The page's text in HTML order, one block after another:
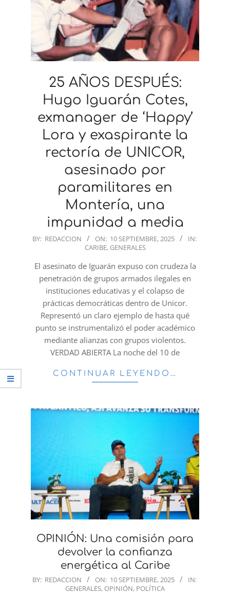
25 AÑOS DESPUÉS:
Hugo Iguarán Cotes,
exmanager de ‘Happy’
Lora y exaspirante la
rectoría de UNICOR,
asesinado por
paramilitares en
Montería, una
impunidad a media
2025-
10
BY: REDACCION ON: 10 SEPTIEMBRE, 2025
IN:
CARIBE, GENERALES
El asesinato de Iguarán expuso con crudeza la
penetración de grupos armados ilegales en
instituciones educativas y el colapso de
prácticas democráticas dentro de Unicor.
Representó un claro ejemplo de hasta qué
punto se instrumentalizó el poder académico
mediante alianzas con grupos violentos.
VERDAD ABIERTA La noche del 10 de
CONTINUAR LEYENDO…
OPINIÓN: Una comisión para
devolver la confianza
energética al Caribe
2025-
BY: REDACCION ON: 10 SEPTIEMBRE, 2025
IN:
GENERALES, OPINIÓN, POLÍTICA